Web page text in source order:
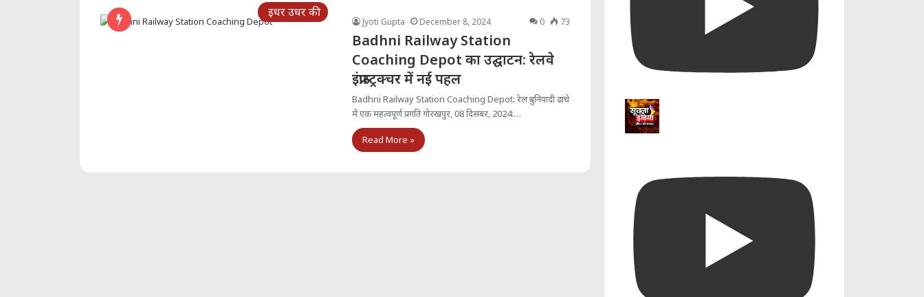
इधर उधर की
Jyoti Gupta December 8, 2024 0 73
Badhni Railway Station
Coaching Depot का उद्घाटन: रेलवे
इंफ्रास्ट्रक्चर में नई पहल
Badhni Railway Station Coaching Depot: रेल बुनियादी ढांचे
में एक महत्वपूर्ण प्रगति गोरखपुर, 08 दिसंबर, 2024:…
Read More »